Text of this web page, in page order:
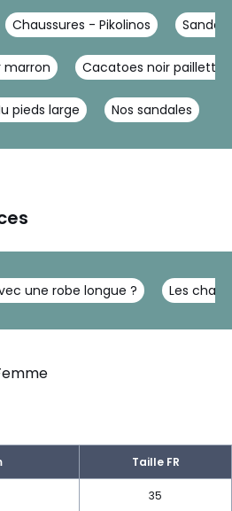
Chaussures - Pikolinos
Cacatoes noir paillette
pieds large Nos sandales
une robe longue ? Les
Taille FR
35